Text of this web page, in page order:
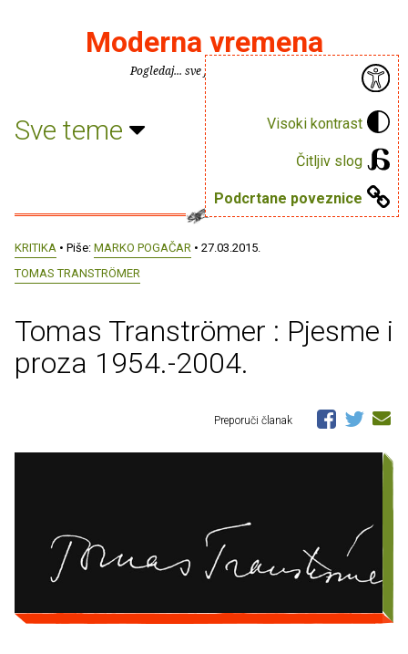
Visoki kontrast
Čitljiv slog
Podcrtane poveznice
Moderna vremena
Pogledaj... sve je puno knjiga.
Sve teme
KRITIKA • Piše: MARKO POGAČAR • 27.03.2015.
TOMAS TRANSTRÖMER
Tomas Tranströmer : Pjesme i
proza 1954.-2004.
Preporuči članak